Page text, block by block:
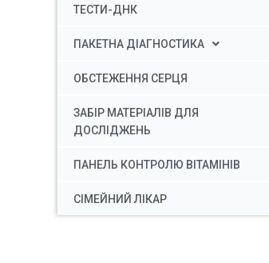
ТЕСТИ-ДНК
ПАКЕТНА ДІАГНОСТИКА
ОБСТЕЖЕННЯ СЕРЦЯ
ЗАБІР МАТЕРІАЛІВ ДЛЯ
ДОСЛІДЖЕНЬ
ПАНЕЛЬ КОНТРОЛЮ ВІТАМІНІВ
СІМЕЙНИЙ ЛІКАР